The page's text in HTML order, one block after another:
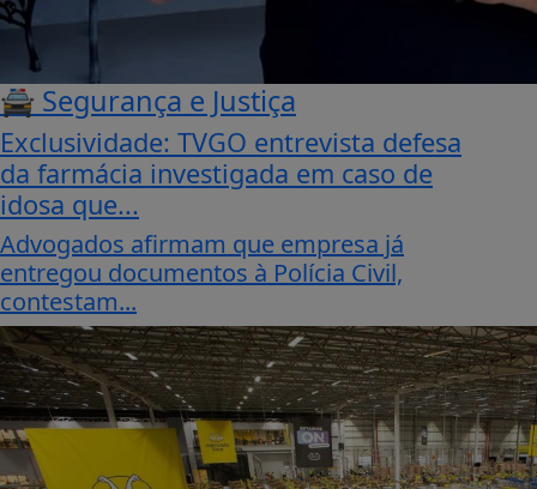
🚔 Segurança e Justiça
Exclusividade: TVGO entrevista defesa
da farmácia investigada em caso de
idosa que...
Advogados afirmam que empresa já
entregou documentos à Polícia Civil,
contestam...